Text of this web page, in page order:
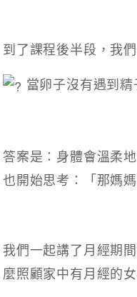
到了課程後半段，我
當卵子沒有遇到
答案是：身體會溫柔
也開始思考：「那媽
我們一起講了月經期
麼照顧家中有月經的女